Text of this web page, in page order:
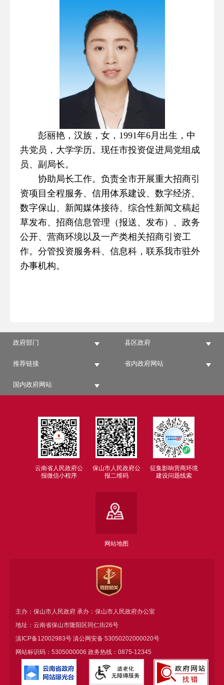
彭丽艳，汉族，女，1991年6月出生，中
共党员，大学学历。现任市投资促进局党组成
员、副局长。
协助局长工作。负责全市开展重大招商引
资项目全程服务、信用体系建设、数字经济、
数字保山、新闻媒体接待、综合性新闻文稿起
草发布、招商信息管理（报送、发布）、政务
公开、营商环境以及一产类相关招商引资工
作。分管投资服务科、信息科，联系我市驻外
办事机构。
政府部门 县区政府
推荐链接 省内政府网站
国内政府网站
云南省人民政府公
报微信小程序
保山市人民政府公
报二维码
征集影响营商环境
建设问题线索
网站地图
主办：保山市人民政府 承办：保山市人民政府办公室
地址：云南省保山市隆阳区同仁街26号
滇ICP备12002983号滇公网安备 53050202000020号
网站标识码：5305000006 政务热线：0875-12345